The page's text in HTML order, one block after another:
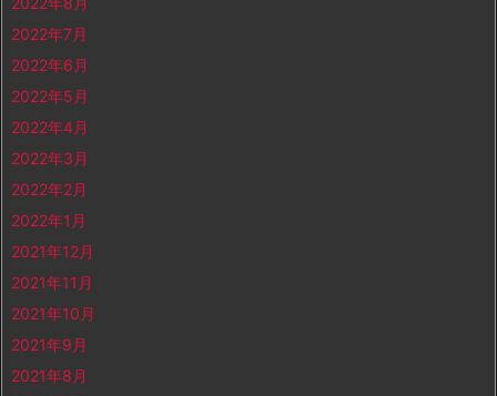
2022年7月
2022年6月
2022年5月
2022年4月
2022年3月
2022年2月
2022年1月
2021年12月
2021年11月
2021年10月
2021年9月
2021年8月